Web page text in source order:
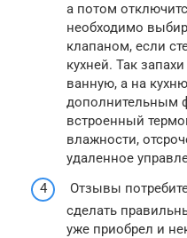
а потом
необходимо
клапаном, если
кухней. Так
ванную, а на
дополнительным
встроенный
влажности,
удаленное
Отзывы
сделать
уже приобрел и